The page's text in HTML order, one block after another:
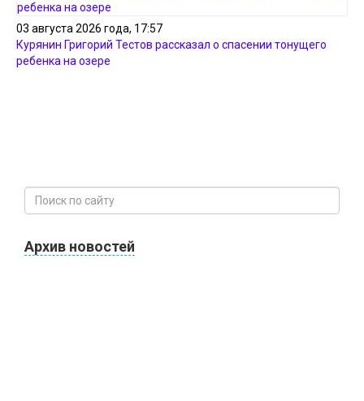
03 августа 2026 года, 17:57
Курянин Григорий Тестов рассказал о спасении тонущего
ребенка на озере
Архив новостей